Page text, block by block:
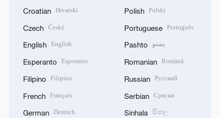
Croatian Hrvatski
Czech Český
English English
Esperanto Esperanto
Filipino Filipino
French Français
German Deutsch
Polish Polski
Portuguese Português
Pashto پښتو
Romanian Română
Russian Русский
Serbian Српски
Sinhala සිංහල